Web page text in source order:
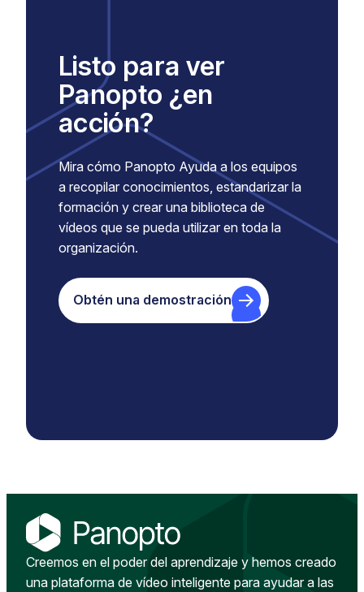
Listo para ver
Panopto ¿en
acción?
Mira cómo Panopto Ayuda a los equipos
a recopilar conocimientos, estandarizar la
formación y crear una biblioteca de
vídeos que se pueda utilizar en toda la
organización.
Obtén una demostración
Creemos en el poder del aprendizaje y hemos creado
una plataforma de vídeo inteligente para ayudar a las